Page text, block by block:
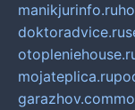
manikjurinfo.ru
doktoradvice.ru
mojateplica.ru
garazhov.com